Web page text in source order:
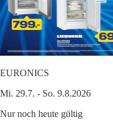
EURONICS
Mi. 29.7. - So. 9.8.2026
Nur noch heute gültig